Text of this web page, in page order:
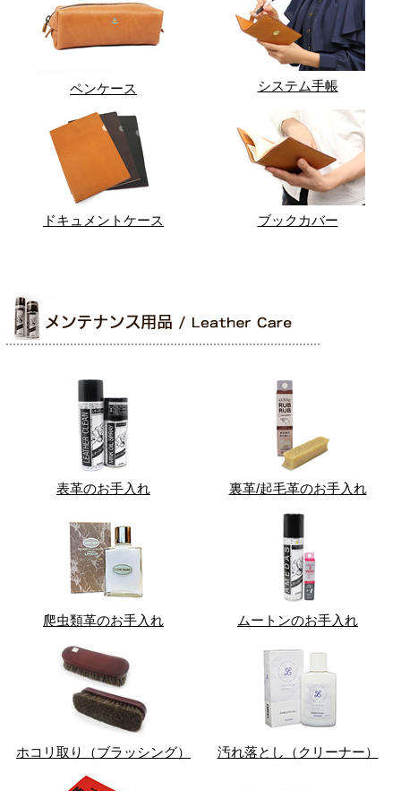
ペンケース システム手帳
ドキュメントケース ブックカバー
表革のお手入れ 裏革/起毛革のお手入れ
爬虫類革のお手入れ ムートンのお手入れ
ホコリ取り（ブラッシング） 汚れ落とし（クリーナー）